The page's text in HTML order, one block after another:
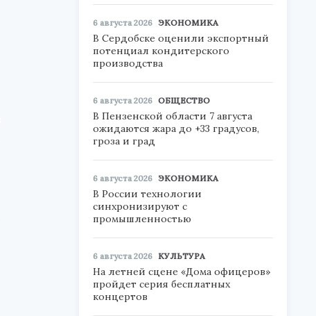
6 августа 2026 ЭКОНОМИКА
В Сердобске оценили экспортный
потенциал кондитерского
производства
6 августа 2026 ОБЩЕСТВО
В Пензенской области 7 августа
ожидаются жара до +33 градусов,
гроза и град
6 августа 2026 ЭКОНОМИКА
В России технологии
синхронизируют с
промышленностью
6 августа 2026 КУЛЬТУРА
На летней сцене «Дома офицеров»
пройдет серия бесплатных
концертов